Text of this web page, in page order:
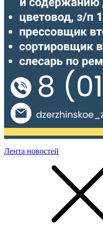
Лента новостей